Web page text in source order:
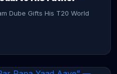
Dube Gifts His T20 World